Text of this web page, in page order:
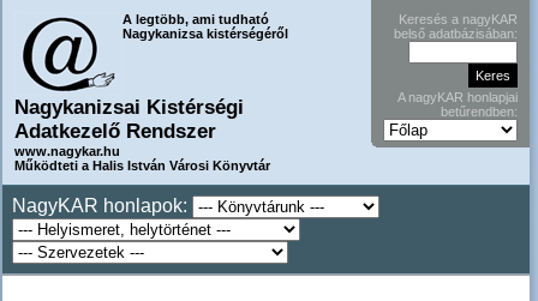
A legtöbb, ami tudható
Nagykanizsa kistérségéről
Nagykanizsai Kistérségi
Adatkezelő Rendszer
www.nagykar.hu
Működteti a Halis István Városi Könyvtár
Keresés a nagyKAR
belső adatbázisában:
A nagyKAR honlapjai
betűrendben:
NagyKAR honlapok: